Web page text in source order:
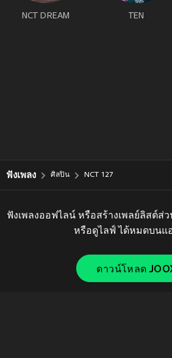
NCT DREAM TEN
ฟังเพลง ศิลปิน NCT 127
ฟังเพลงออฟไลน์ หรือสร้างเพลย์ลิสต์ส่ว
หรือดูไลฟ์ ได้หมดบนแ
ดาวน์โหลด